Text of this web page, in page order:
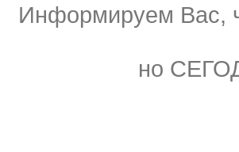
Информируем Вас,
но